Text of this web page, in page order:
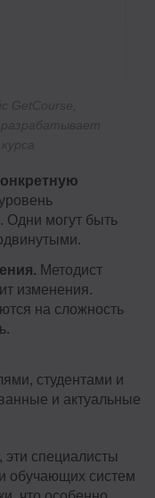
Одни могут быть
Методист
изменения.
на сложность
студентами и
и актуальные
специалисты
обучающих систем